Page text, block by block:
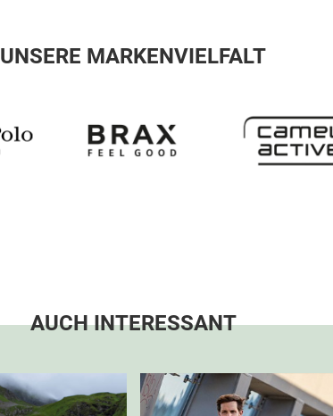
UNSERE MARKENVIELFALT
AUCH INTERESSANT